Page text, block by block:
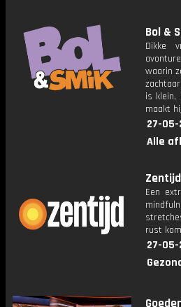
Bol &
Dikke
waarin
is
maakt
27-
Alle
Een
rust
27-